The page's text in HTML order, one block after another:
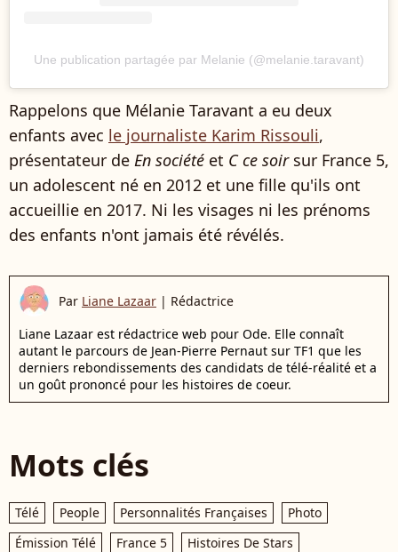
Une publication partagée par Melanie (@melanie.taravant)
Rappelons que Mélanie Taravant a eu deux
enfants avec le journaliste Karim Rissouli,
présentateur de En société et C ce soirsur France 5,
un adolescent né en 2012 et une fille qu'ils ont
accueillie en 2017. Ni les visages ni les prénoms
des enfants n'ont jamais été révélés.
Par Liane Lazaar | Rédactrice
Liane Lazaar est rédactrice web pour Ode. Elle connaît
autant le parcours de Jean-Pierre Pernaut sur TF1 que les
derniers rebondissements des candidats de télé-réalité et a
un goût prononcé pour les histoires de coeur.
Mots clés
Télé People Personnalités Françaises
Photo
Émission Télé
France 5 Histoires De Stars